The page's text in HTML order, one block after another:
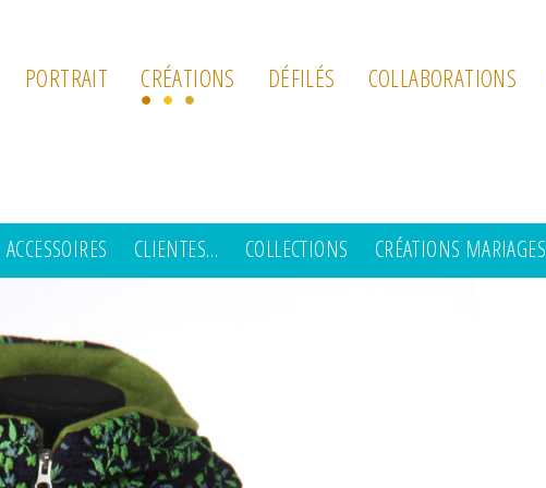
PORTRAIT CRÉATIONS DÉFILÉS COLLABORATIONS
ACCESSOIRES CLIENTES… COLLECTIONS CRÉATIONS MARIAGES